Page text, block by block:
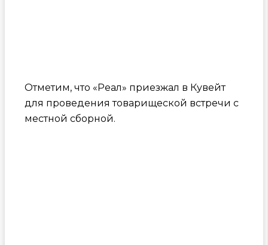
Отметим, что «Реал» приезжал в Кувейт
для проведения товарищеской встречи с
местной сборной.